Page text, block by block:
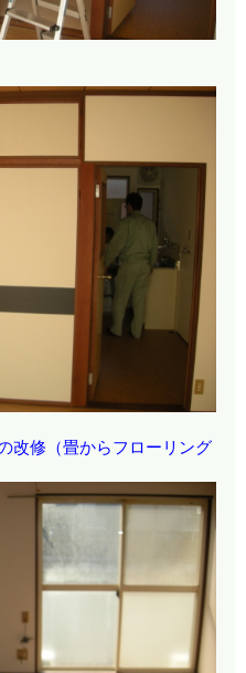
改修（畳からフローリング